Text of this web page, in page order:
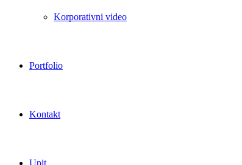
Korporativni video
Portfolio
Kontakt